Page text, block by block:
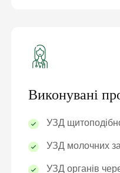
Виконувані
УЗД
УЗД молочних
УЗД органів